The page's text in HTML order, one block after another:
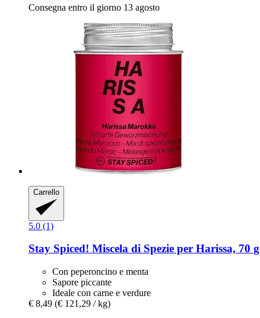
Consegna entro il giorno 13 agosto
Carrello
5.0 (1)
Stay Spiced! Miscela di Spezie per Harissa, 70 g
Con peperoncino e menta
Sapore piccante
Ideale con carne e verdure
€ 8,49 (€ 121,29 / kg)